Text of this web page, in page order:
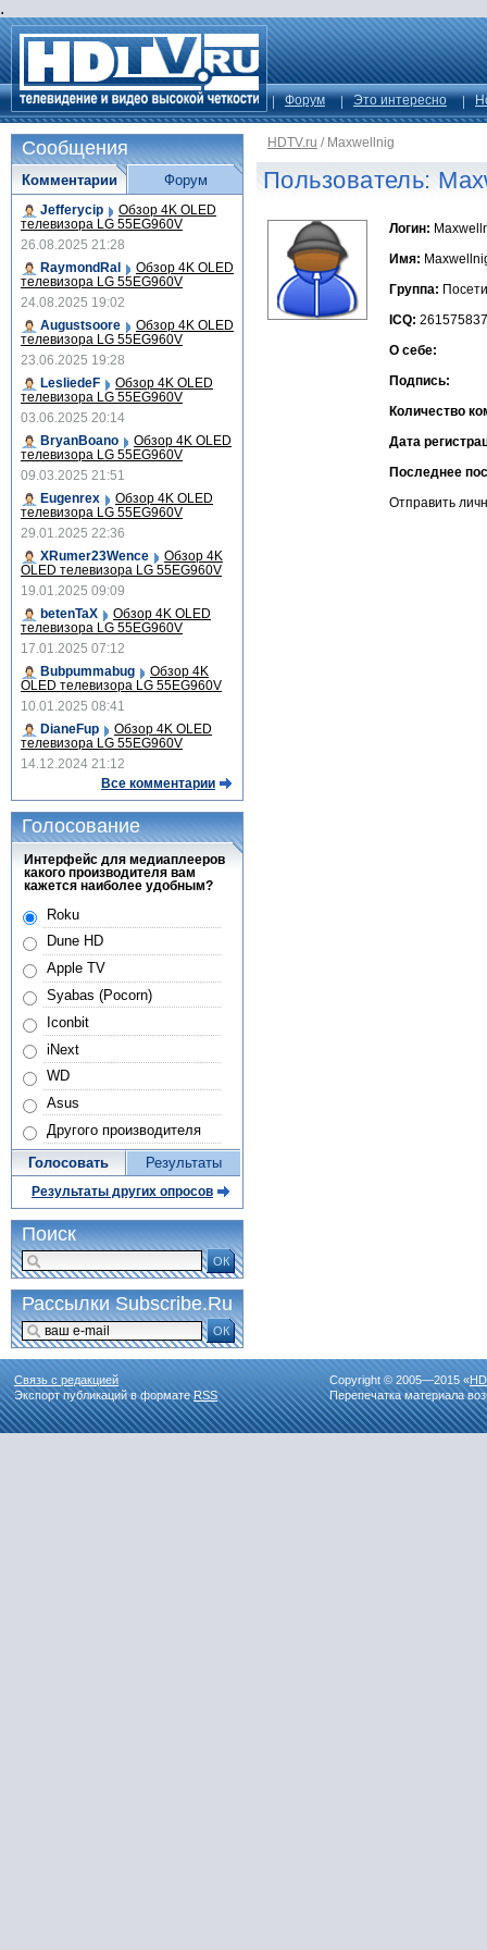
.
Форум Это интересно
HDTV.ru / Maxwellnig
Пользователь:
Логин:
Имя:
Группа:
ICQ: 261575837
О себе:
Подпись:
Количество
Дата
Последнее
Отправить
Сообщения
Комментарии
Jefferycip Обзор 4K OLED
телевизора LG 55EG960V
26.08.2025 21:28
RaymondRal
Обзор 4K OLED
телевизора LG 55EG960V
24.08.2025 19:02
Augustsoore
Обзор 4K OLED
телевизора LG 55EG960V
23.06.2025 19:28
LesliedeF
Обзор 4K OLED
телевизора LG 55EG960V
03.06.2025 20:14
BryanBoano
Обзор 4K OLED
телевизора LG 55EG960V
09.03.2025 21:51
Eugenrex
Обзор 4K OLED
телевизора LG 55EG960V
29.01.2025 22:36
XRumer23Wence
Обзор 4K
OLED телевизора LG 55EG960V
19.01.2025 09:09
betenTaX
Обзор 4K OLED
телевизора LG 55EG960V
17.01.2025 07:12
Bubpummabug
Обзор 4K
OLED телевизора LG 55EG960V
10.01.2025 08:41
DianeFup
Обзор 4K OLED
телевизора LG 55EG960V
14.12.2024 21:12
Все комментарии
Форум
Голосование
Интерфейс для медиаплееров
какого производителя вам
кажется наиболее удобным?
Roku
Dune HD
Apple TV
Syabas (Pocorn)
Iconbit
iNext
WD
Asus
Другого производителя
Голосовать Результаты
Результаты других опросов
Поиск
ОК
Рассылки Subscribe.Ru
ОК
Связь с редакцией
Экспорт публикаций в форматеRSS
Copyright © 2005—2015 «
Перепечатка материала